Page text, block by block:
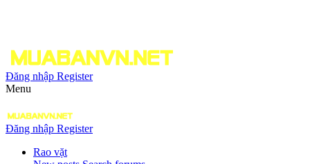
Đăng nhập Register
Menu
Đăng nhập Register
Rao vặt